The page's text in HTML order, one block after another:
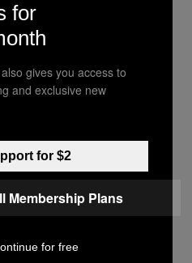
Nagi, un bărbat în
a fugit din Sudan
că după ce a
a plecat în capitala
din Khartoum,
Științe Politice și a
Internaționale. Cât a
în Mișcarea De
for
gives you access to
and exclusive new
for $2
Membership Plans
for free